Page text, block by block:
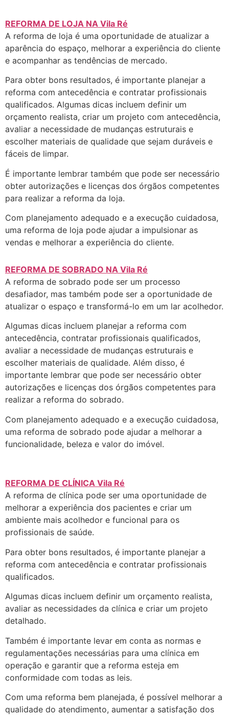
REFORMA DE LOJA NA Vila Ré
A reforma de loja é uma oportunidade de atualizar a
aparência do espaço, melhorar a experiência do cliente
e acompanhar as tendências de mercado.
Para obter bons resultados, é importante planejar a
reforma com antecedência e contratar profissionais
qualificados. Algumas dicas incluem definir um
orçamento realista, criar um projeto com antecedência,
avaliar a necessidade de mudanças estruturais e
escolher materiais de qualidade que sejam duráveis e
fáceis de limpar.
É importante lembrar também que pode ser necessário
obter autorizações e licenças dos órgãos competentes
para realizar a reforma da loja.
Com planejamento adequado e a execução cuidadosa,
uma reforma de loja pode ajudar a impulsionar as
vendas e melhorar a experiência do cliente.
REFORMA DE SOBRADO NA Vila Ré
A reforma de sobrado pode ser um processo
desafiador, mas também pode ser a oportunidade de
atualizar o espaço e transformá-lo em um lar acolhedor.
Algumas dicas incluem planejar a reforma com
antecedência, contratar profissionais qualificados,
avaliar a necessidade de mudanças estruturais e
escolher materiais de qualidade. Além disso, é
importante lembrar que pode ser necessário obter
autorizações e licenças dos órgãos competentes para
realizar a reforma do sobrado.
Com planejamento adequado e a execução cuidadosa,
uma reforma de sobrado pode ajudar a melhorar a
funcionalidade, beleza e valor do imóvel.
REFORMA DE CLÍNICA Vila Ré
A reforma de clínica pode ser uma oportunidade de
melhorar a experiência dos pacientes e criar um
ambiente mais acolhedor e funcional para os
profissionais de saúde.
Para obter bons resultados, é importante planejar a
reforma com antecedência e contratar profissionais
qualificados.
Algumas dicas incluem definir um orçamento realista,
avaliar as necessidades da clínica e criar um projeto
detalhado.
Também é importante levar em conta as normas e
regulamentações necessárias para uma clínica em
operação e garantir que a reforma esteja em
conformidade com todas as leis.
Com uma reforma bem planejada, é possível melhorar a
qualidade do atendimento, aumentar a satisfação dos